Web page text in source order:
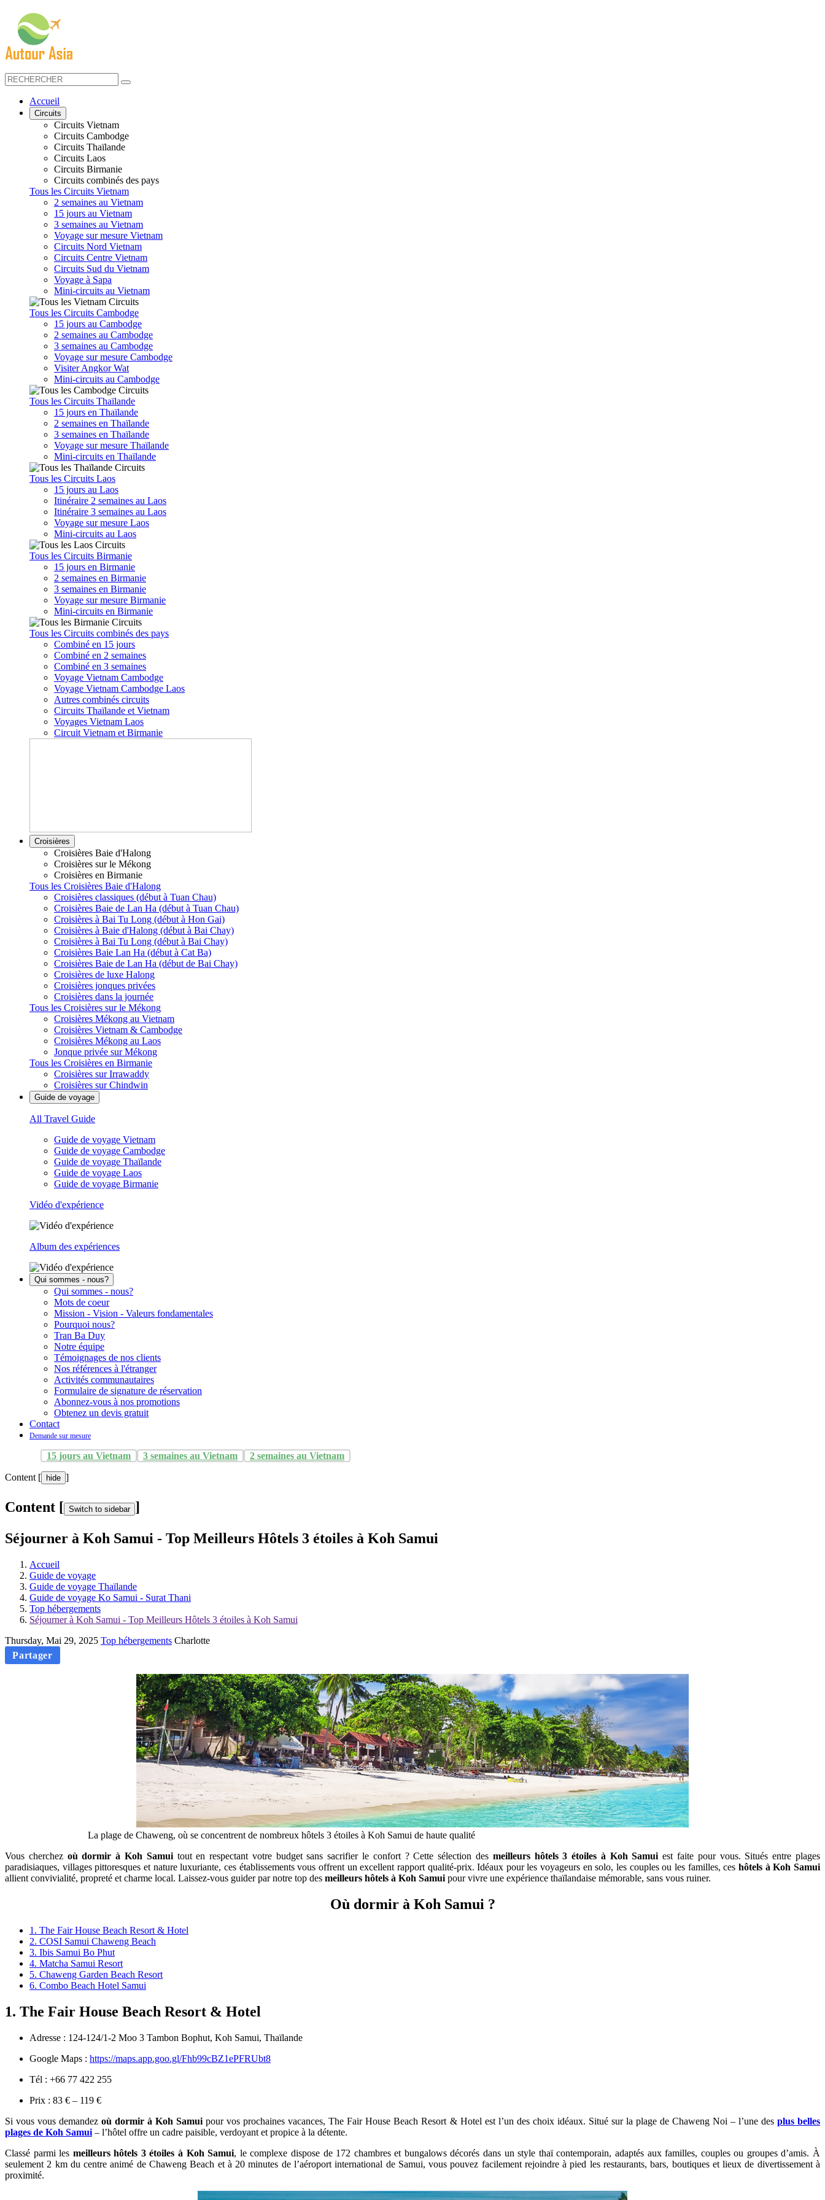
Accueil
Circuits
Circuits Vietnam
Circuits Cambodge
Circuits Thaïlande
Circuits Laos
Circuits Birmanie
Circuits combinés des pays
Tous les Circuits Vietnam
2 semaines au Vietnam
15 jours au Vietnam
3 semaines au Vietnam
Voyage sur mesure Vietnam
Circuits Nord Vietnam
Circuits Centre Vietnam
Circuits Sud du Vietnam
Voyage à Sapa
Mini-circuits au Vietnam
Tous les Circuits Cambodge
15 jours au Cambodge
2 semaines au Cambodge
3 semaines au Cambodge
Voyage sur mesure Cambodge
Visiter Angkor Wat
Mini-circuits au Cambodge
Tous les Circuits Thaïlande
15 jours en Thaïlande
2 semaines en Thaïlande
3 semaines en Thaïlande
Voyage sur mesure Thaïlande
Mini-circuits en Thaïlande
Tous les Circuits Laos
15 jours au Laos
Itinéraire 2 semaines au Laos
Itinéraire 3 semaines au Laos
Voyage sur mesure Laos
Mini-circuits au Laos
Tous les Circuits Birmanie
15 jours en Birmanie
2 semaines en Birmanie
3 semaines en Birmanie
Voyage sur mesure Birmanie
Mini-circuits en Birmanie
Tous les Circuits combinés des pays
Combiné en 15 jours
Combiné en 2 semaines
Combiné en 3 semaines
Voyage Vietnam Cambodge
Voyage Vietnam Cambodge Laos
Autres combinés circuits
Circuits Thaïlande et Vietnam
Voyages Vietnam Laos
Circuit Vietnam et Birmanie
Croisières
Croisières Baie d'Halong
Croisières sur le Mékong
Croisières en Birmanie
Tous les Croisières Baie d'Halong
Croisières classiques (début à Tuan Chau)
Croisières Baie de Lan Ha (début à Tuan Chau)
Croisières à Bai Tu Long (début à Hon Gai)
Croisières à Baie d'Halong (début à Bai Chay)
Croisières à Bai Tu Long (début à Bai Chay)
Croisières Baie Lan Ha (début à Cat Ba)
Croisières Baie de Lan Ha (début de Bai Chay)
Croisières de luxe Halong
Croisières jonques privées
Croisières dans la journée
Tous les Croisières sur le Mékong
Croisières Mékong au Vietnam
Croisières Vietnam & Cambodge
Croisières Mékong au Laos
Jonque privée sur Mékong
Tous les Croisières en Birmanie
Croisières sur Irrawaddy
Croisières sur Chindwin
Guide de voyage
All Travel Guide
Guide de voyage Vietnam
Guide de voyage Cambodge
Guide de voyage Thaïlande
Guide de voyage Laos
Guide de voyage Birmanie
Vidéo d'expérience
Album des expériences
Qui sommes - nous?
Qui sommes - nous?
Mots de coeur
Mission - Vision - Valeurs fondamentales
Pourquoi nous?
Tran Ba Duy
Notre équipe
Témoignages de nos clients
Nos références à l'étranger
Activités communautaires
Formulaire de signature de réservation
Abonnez-vous à nos promotions
Obtenez un devis gratuit
Contact
Demande sur mesure
15 jours au Vietnam 3 semaines au Vietnam 2 semaines au Vietnam
Content [ hide ]
Content [ Switch to sidebar ]
Séjourner à Koh Samui - Top Meilleurs Hôtels 3 étoiles à Koh Samui
Accueil
Guide de voyage
Guide de voyage Thaïlande
Guide de voyage Ko Samui - Surat Thani
Top hébergements
Séjourner à Koh Samui - Top Meilleurs Hôtels 3 étoiles à Koh Samui
Thursday, Mai 29, 2025 Top hébergements Charlotte
Partager
La plage de Chaweng, où se concentrent de nombreux hôtels 3 étoiles à Koh Samui de haute qualité
Vous cherchez où dormir à Koh Samuitout en respectant votre budget sans sacrifier le confort ? Cette sélection des meilleurs hôtels 3 étoiles à Koh Samui est faite pour vous. Situés entre plages
paradisiaques, villages pittoresques et nature luxuriante, ces établissements vous offrent un excellent rapport qualité-prix. Idéaux pour les voyageurs en solo, les couples ou les familles, ceshôtels à Koh Samui
allient convivialité, propreté et charme local. Laissez-vous guider par notre top des meilleurs hôtels à Koh Samui pour vivre une expérience thaïlandaise mémorable, sans vous ruiner.
Où dormir à Koh Samui ?
1. The Fair House Beach Resort & Hotel
2. COSI Samui Chaweng Beach
3. Ibis Samui Bo Phut
4. Matcha Samui Resort
5. Chaweng Garden Beach Resort
6. Combo Beach Hotel Samui
1. The Fair House Beach Resort & Hotel
Adresse : 124-124/1-2 Moo 3 Tambon Bophut, Koh Samui, Thaïlande
Google Maps : https://maps.app.goo.gl/Fhb99cBZ1ePFRUbt8
Tél : +66 77 422 255
Prix : 83 € – 119 €
Si vous vous demandezoù dormir à Koh Samui pour vos prochaines vacances, The Fair House Beach Resort & Hotel est l’un des choix idéaux. Situé sur la plage de Chaweng Noi – l’une des plus belles
plages de Koh Samui – l’hôtel offre un cadre paisible, verdoyant et propice à la détente.
Classé parmi les meilleurs hôtels 3 étoiles à Koh Samui, le complexe dispose de 172 chambres et bungalows décorés dans un style thaï contemporain, adaptés aux familles, couples ou groupes d’amis. À
seulement 2 km du centre animé de Chaweng Beach et à 20 minutes de l’aéroport international de Samui, vous pouvez facilement rejoindre à pied les restaurants, bars, boutiques et lieux de divertissement à
proximité.